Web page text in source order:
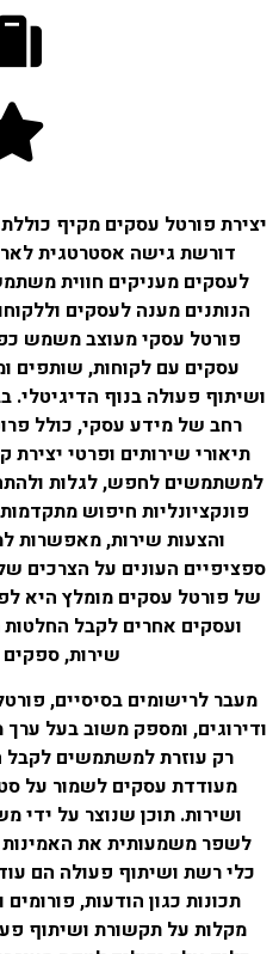
יצירת פורטל עסקים מקיף
דורשת גישה אסטרטגית
לעסקים מעניקים חווית
הנותנים מענה לעסקים
פורטל עסקי מעוצב משמש
עסקים עם לקוחות, שותפים
ושיתוף פעולה בנוף הדיגיטלי.
רחב של מידע עסקי, כולל
תיאורי שירותים ופרטי
למשתמשים לחפש, לגלות
פונקציונליות חיפוש
והצעות שירות, מאפשרות
ספציפיים העונים על הצרכים
של פורטל עסקים מומלץ היא
ועסקים אחרים לקבל
שירות,
מעבר לרישומים בסיסיים,
ודירוגים, ומספק משוב בעל ערך
רק עוזרת למשתמשים לקבל
מעודדת עסקים לשמור על
ושירות. תוכן שנוצר על ידי
לשפר משמעותית את
כלי רשת ושיתוף פעולה הם
תכונות כגון הודעות,
מקלות על תקשורת ושיתוף